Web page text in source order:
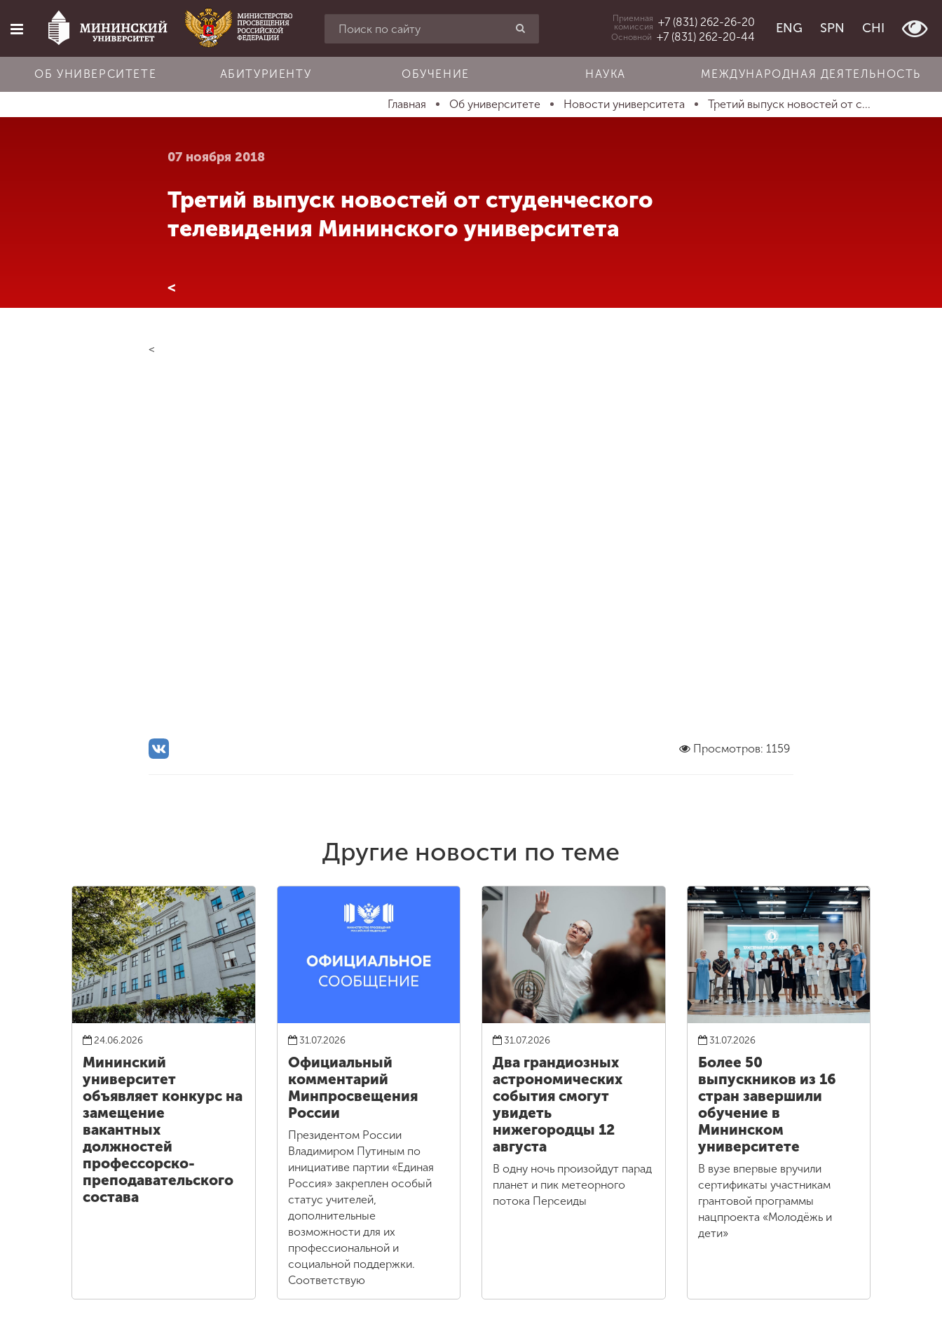
Главная
Приемная
комиссия +7 (831) 262-26-20
Основной +7 (831) 262-20-44
ENG SPN CHI
ОБ УНИВЕРСИТЕТЕ АБИТУРИЕНТУ ОБУЧЕНИЕ НАУКА МЕЖДУНАРОДНАЯ ДЕЯТЕЛЬНОСТЬ
Главная Об университете Новости университета Третий выпуск новостей от с...
07 ноября 2018
Третий выпуск новостей от студенческого
телевидения Мининского университета
<
<
Просмотров: 1159
Другие новости по теме
24.06.2026
Мининский
университет
объявляет конкурс на
замещение
вакантных
должностей
профессорско-
преподавательского
состава
31.07.2026
Официальный
комментарий
Минпросвещения
России
Президентом России
Владимиром Путиным по
инициативе партии «Единая
Россия» закреплен особый
статус учителей,
дополнительные
возможности для их
профессиональной и
социальной поддержки.
Соответствую
31.07.2026
Два грандиозных
астрономических
события смогут
увидеть
нижегородцы 12
августа
В одну ночь произойдут парад
планет и пик метеорного
потока Персеиды
31.07.2026
Более 50
выпускников из 16
стран завершили
обучение в
Мининском
университете
В вузе впервые вручили
сертификаты участникам
грантовой программы
нацпроекта «Молодёжь и
дети»